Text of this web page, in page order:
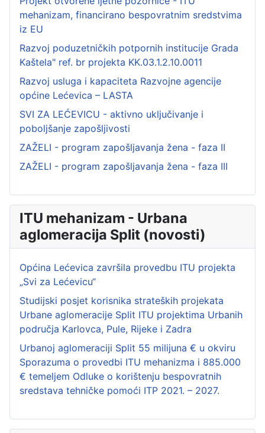
mehanizam, financirano bespovratnim sredstvima
iz EU
Razvoj poduzetničkih potpornih institucije Grada
Kaštela" ref. br projekta KK.03.1.2.10.0011
Razvoj usluga i kapaciteta Razvojne agencije
općine Lećevica – LASTA
SVI ZA LEĆEVICU - aktivno uključivanje i
poboljšanje zapošljivosti
ZAŽELI - program zapošljavanja žena - faza II
ZAŽELI - program zapošljavanja žena - faza III
ITU mehanizam - Urbana
aglomeracija Split (novosti)
Općina Lećevica završila provedbu ITU projekta
„Svi za Lećevicu“
Studijski posjet korisnika strateških projekata
Urbane aglomeracije Split ITU projektima Urbanih
područja Karlovca, Pule, Rijeke i Zadra
Urbanoj aglomeraciji Split 55 milijuna € u okviru
Sporazuma o provedbi ITU mehanizma i 885.000
€ temeljem Odluke o korištenju bespovratnih
sredstava tehničke pomoći ITP 2021. – 2027.